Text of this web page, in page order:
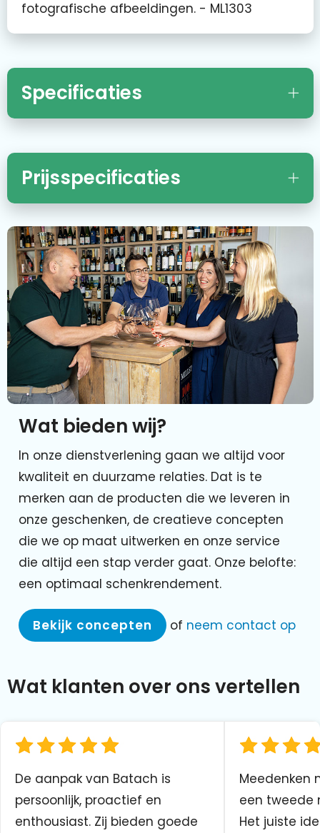
fotografische afbeeldingen. - ML1303
Specificaties
Prijsspecificaties
Wat bieden wij?
In onze dienstverlening gaan we altijd voor
kwaliteit en duurzame relaties. Dat is te
merken aan de producten die we leveren in
onze geschenken, de creatieve concepten
die we op maat uitwerken en onze service
die altijd een stap verder gaat. Onze belofte:
een optimaal schenkrendement.
Bekijk concepten of neem contact op
Wat klanten over ons vertellen
De aanpak van Batach is
persoonlijk, proactief en
enthousiast. Zij bieden goede
Meedenken
een tweede
Het juiste